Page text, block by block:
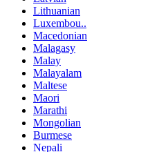
Lithuanian
Luxembou..
Macedonian
Malagasy
Malay
Malayalam
Maltese
Maori
Marathi
Mongolian
Burmese
Nepali